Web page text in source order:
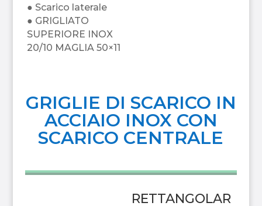
● Scarico laterale
● GRIGLIATO
SUPERIORE INOX
20/10 MAGLIA 50×11
GRIGLIE DI SCARICO IN
ACCIAIO INOX CON
SCARICO CENTRALE
RETTANGOLAR